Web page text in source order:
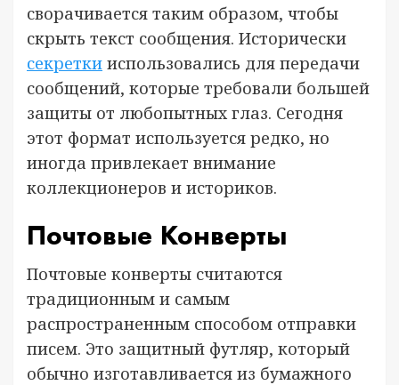
сворачивается таким образом, чтобы
скрыть текст сообщения. Исторически
секретки использовались для передачи
сообщений, которые требовали большей
защиты от любопытных глаз. Сегодня
этот формат используется редко, но
иногда привлекает внимание
коллекционеров и историков.
Почтовые Конверты
Почтовые конверты считаются
традиционным и самым
распространенным способом отправки
писем. Это защитный футляр, который
обычно изготавливается из бумажного